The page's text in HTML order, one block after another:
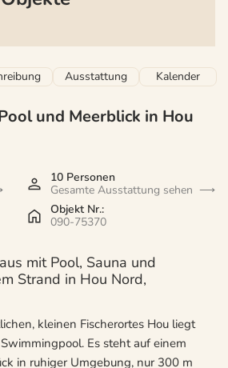
Ausstattung Kalender
und Meerblick in Hou
10 Personen
Gesamte Ausstattung sehen
Objekt Nr.:
090-75370
mit Pool, Sauna und
Strand in Hou Nord,
kleinen Fischerortes Hou liegt
Es steht auf einem
in ruhiger Umgebung, nur 300 m